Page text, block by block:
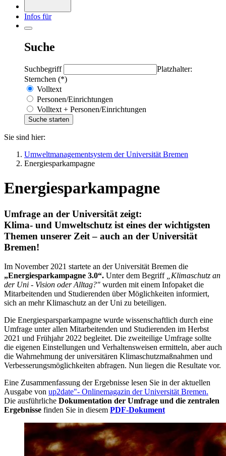
Infos für
Suche
Suchbegriff
Platzhalter:
Sternchen (*)
Volltext
Personen/Einrichtungen
Volltext + Personen/Einrichtungen
Sie sind hier:
Umweltmanagementsystem der Universität Bremen
Energiesparkampagne
Energiesparkampagne
Umfrage an der Universität zeigt:
Klima- und Umweltschutz ist eines der wichtigsten
Themen unserer Zeit – auch an der Universität
Bremen!
Im November 2021 startete an der Universität Bremen die
„Energiesparkampagne 3.0“. Unter dem Begriff
„Klimaschutz an
der Uni - Vision oder Alltag?" wurden mit einem Infopaket die
Mitarbeitenden und Studierenden über Möglichkeiten informiert,
sich an mehr Klimaschutz an der Uni zu beteiligen.
Die Energiesparsparkampagne wurde wissenschaftlich durch eine
Umfrage unter allen Mitarbeitenden und Studierenden im Herbst
2021 und Frühjahr 2022 begleitet. Die zweiteilige Umfrage sollte
die eigenen Einstellungen und Verhaltensweisen ermitteln, aber auch
die Wahrnehmung der universitären Klimaschutzmaßnahmen und
Verbesserungsmöglichkeiten abfragen. Nun liegen die Resultate vor.
Eine Zusammenfassung der Ergebnisse lesen Sie in der aktuellen
Ausgabe von up2date"- Onlinemagazin der Universität Bremen.
Die ausführliche Dokumentation der Umfrage und die zentralen
Ergebnisse finden Sie in diesem PDF-Dokument